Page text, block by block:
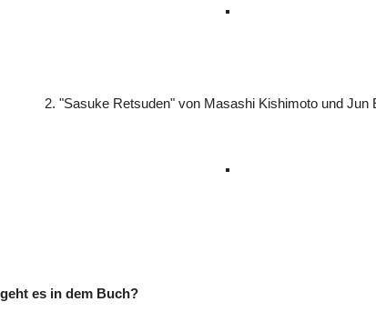
2. "Sasuke Retsuden" von Masashi Kishimoto und Jun
es in dem Buch?